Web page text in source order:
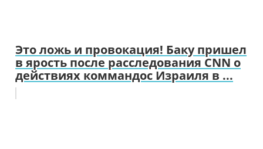
Это ложь и провокация! Баку пришел
в ярость после расследования CNN о
действиях коммандос Израиля в ...